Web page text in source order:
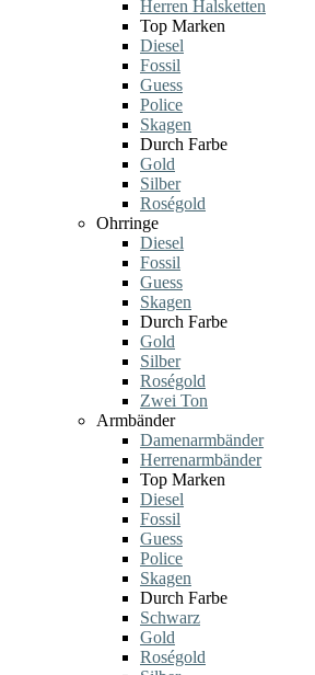
Herren Halsketten
Top Marken
Diesel
Fossil
Guess
Police
Skagen
Durch Farbe
Gold
Silber
Roségold
Ohrringe
Diesel
Fossil
Guess
Skagen
Durch Farbe
Gold
Silber
Roségold
Zwei Ton
Armbänder
Damenarmbänder
Herrenarmbänder
Top Marken
Diesel
Fossil
Guess
Police
Skagen
Durch Farbe
Schwarz
Gold
Roségold